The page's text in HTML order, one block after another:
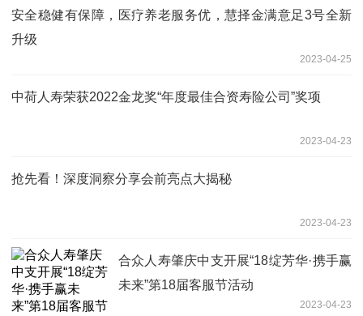
安全稳健有保障，医疗养老服务优，慧择金满意足3号全新
升级
2023-04-25
中荷人寿荣获2022金龙奖“年度最佳合资寿险公司”奖项
2023-04-23
抢先看！深度洞察分享会前亮点大揭秘
2023-04-23
合众人寿肇庆中支开展“18绽芳华·携手赢
未来”第18届客服节活动
2023-04-23